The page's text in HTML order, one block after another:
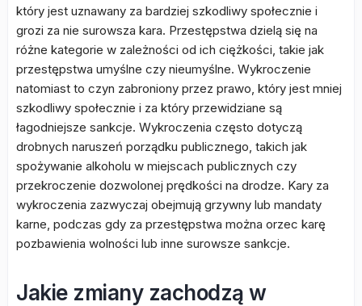
który jest uznawany za bardziej szkodliwy społecznie i
grozi za nie surowsza kara. Przestępstwa dzielą się na
różne kategorie w zależności od ich ciężkości, takie jak
przestępstwa umyślne czy nieumyślne. Wykroczenie
natomiast to czyn zabroniony przez prawo, który jest mniej
szkodliwy społecznie i za który przewidziane są
łagodniejsze sankcje. Wykroczenia często dotyczą
drobnych naruszeń porządku publicznego, takich jak
spożywanie alkoholu w miejscach publicznych czy
przekroczenie dozwolonej prędkości na drodze. Kary za
wykroczenia zazwyczaj obejmują grzywny lub mandaty
karne, podczas gdy za przestępstwa można orzec karę
pozbawienia wolności lub inne surowsze sankcje.
Jakie zmiany zachodzą w